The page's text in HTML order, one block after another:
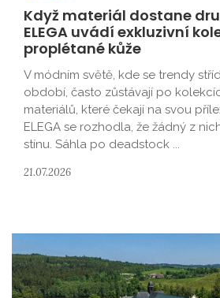
Když materiál dostane
ELEGA uvádí exkluzivní
proplétané kůže
V módním světě, kde se trendy
období, často zůstávají po
materiálů, které čekají na svou
ELEGA se rozhodla, že žádný z
stínu. Sáhla po deadstock ...
21.07.2026